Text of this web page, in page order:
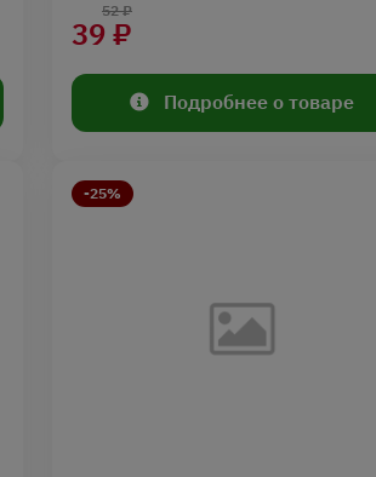
39 ₽
52 ₽
Подробнее о товаре
-25%